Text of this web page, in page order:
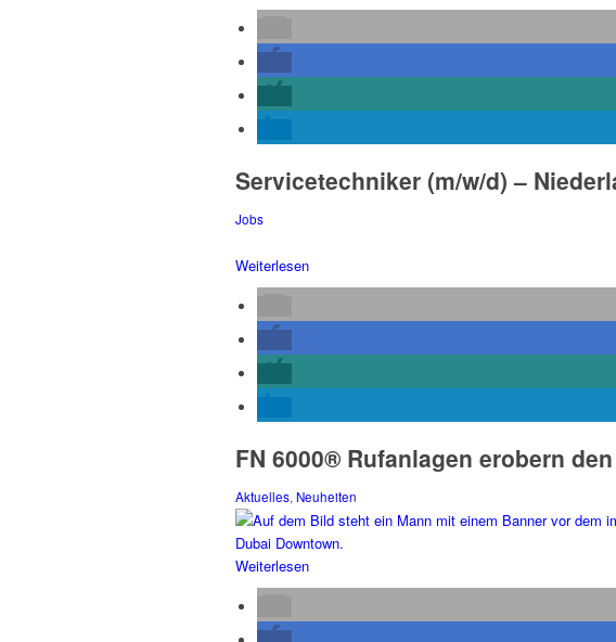
Servicetechniker (m/w/d) –
Jobs
Weiterlesen
FN 6000® Rufanlagen erobern
Aktuelles, Neuheiten
Weiterlesen